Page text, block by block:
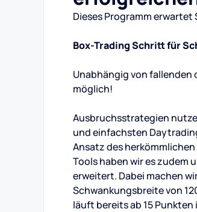
Dieses Programm erwartet
Box-Trading Schritt für
Unabhängig von fallenden
möglich!
Ausbruchsstrategien
und einfachsten
Ansatz des
Tools haben wir es zudem
erweitert. Dabei machen
Schwankungsbreite von
läuft bereits ab 15 Punkten